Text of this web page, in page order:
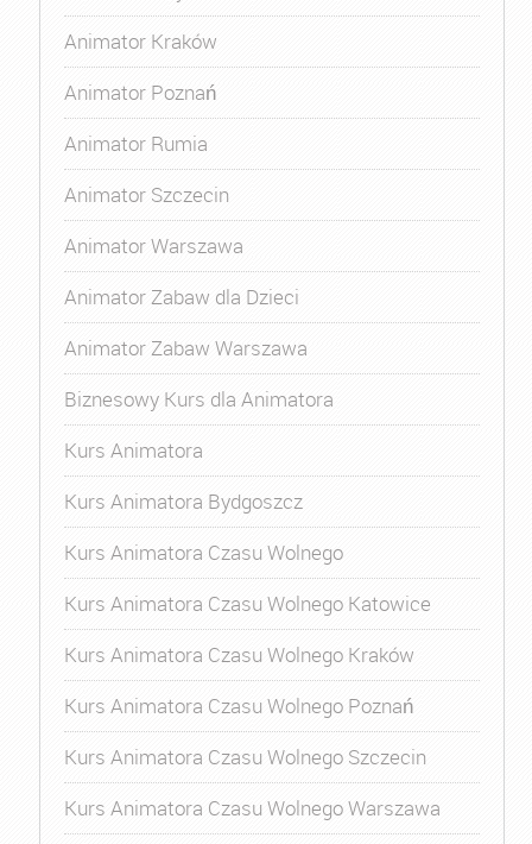
Animator Kraków
Animator Poznań
Animator Rumia
Animator Szczecin
Animator Warszawa
Animator Zabaw dla Dzieci
Animator Zabaw Warszawa
Biznesowy Kurs dla Animatora
Kurs Animatora
Kurs Animatora Bydgoszcz
Kurs Animatora Czasu Wolnego
Kurs Animatora Czasu Wolnego Katowice
Kurs Animatora Czasu Wolnego Kraków
Kurs Animatora Czasu Wolnego Poznań
Kurs Animatora Czasu Wolnego Szczecin
Kurs Animatora Czasu Wolnego Warszawa